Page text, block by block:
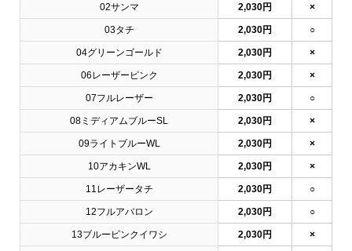
02サンマ 2,030円 ×
03タチ 2,030円 ○
04グリーンゴールド 2,030円 ×
06レーザーピンク 2,030円 ×
07フルレーザー 2,030円 ○
08ミディアムブルーSL 2,030円 ×
09ライトブルーWL 2,030円 ×
10アカキンWL 2,030円 ×
11レーザータチ 2,030円 ○
12フルアバロン 2,030円 ○
13ブルーピンクイワシ 2,030円 ×